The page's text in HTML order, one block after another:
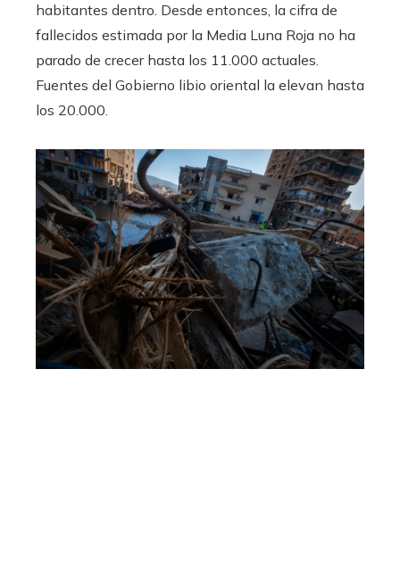
habitantes dentro. Desde entonces, la cifra de
fallecidos estimada por la Media Luna Roja no ha
parado de crecer hasta los 11.000 actuales.
Fuentes del Gobierno libio oriental la elevan hasta
los 20.000.